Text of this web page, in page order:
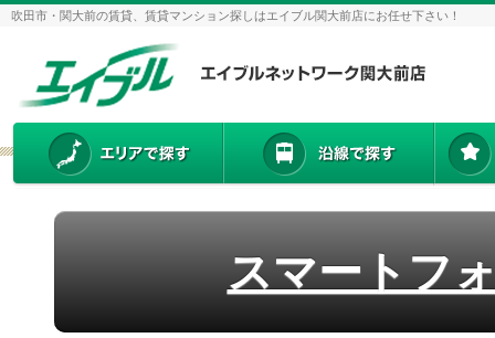
吹田市・関大前の賃貸、賃貸マンション探しはエイブル関大前店にお任せ下さい！
スマートフ